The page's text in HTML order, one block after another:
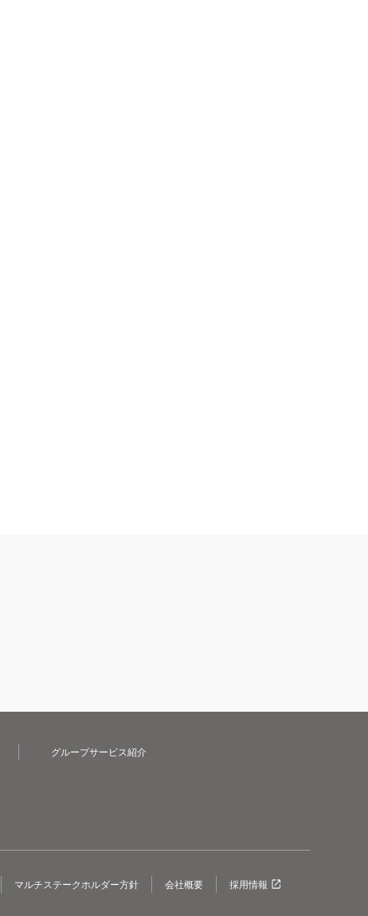
グループサービス紹介
マルチステークホルダー方針 会社概要 採用情報